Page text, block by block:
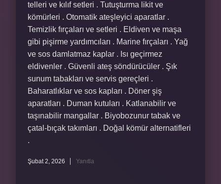
telleri ve kılıf setleri . Tutuşturma likit ve
kömürleri . Otomatik ateşleyici aparatlar .
Temizlik fırçaları ve setleri . Eldiven ve maşa
gibi pişirme yardımcıları . Marine fırçaları . Yağ
ve sos damlatmaz kaplar . Isı geçirmez
eldivenler . Güvenli ateş söndürücüler . Şık
sunum tabakları ve servis gereçleri .
Baharatlıklar ve sos kapları . Döner şiş
aparatları . Duman kutuları . Katlanabilir ve
taşınabilir mangallar . Biyobozunur tabak ve
çatal-bıçak takımları . Doğal kömür alternatifleri
.
Şubat 2, 2026 Yanıtla